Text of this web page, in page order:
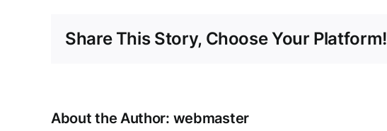
Share This Story, Choose Your Platform!
About the Author: webmaster